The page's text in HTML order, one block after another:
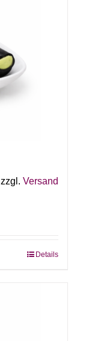
zzgl. Versand
Details